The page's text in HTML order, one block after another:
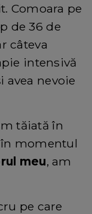
Comoara pe
de 36 de
câteva
intensivă
avea nevoie
tăiată în
în momentul
meu, am
pe care